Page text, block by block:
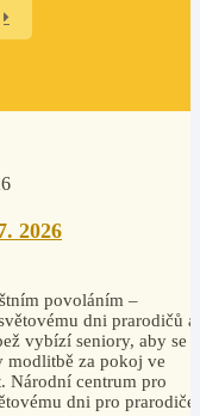
2026
povoláním –
dni prarodičů a
vybízí seniory, aby se
modlitbě za pokoj ve
Národní centrum pro
dni pro prarodiče